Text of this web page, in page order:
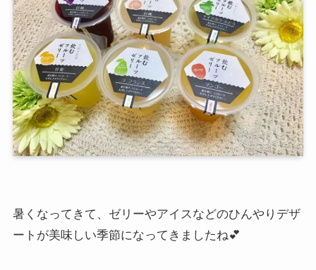
暑くなってきて、ゼリーやアイスなどのひんやりデザ
ートが美味しい季節になってきましたね💕